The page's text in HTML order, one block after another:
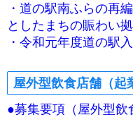
・道の駅南ふらの再
としたまちの賑わい
・令和元年度道の駅
屋外型飲食店舗（起
●募集要項（屋外型飲